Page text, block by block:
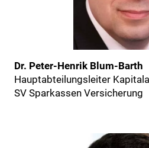
Dr. Peter-Henrik Blum-Barth
Hauptabteilungsleiter
SV Sparkassen Versicherung